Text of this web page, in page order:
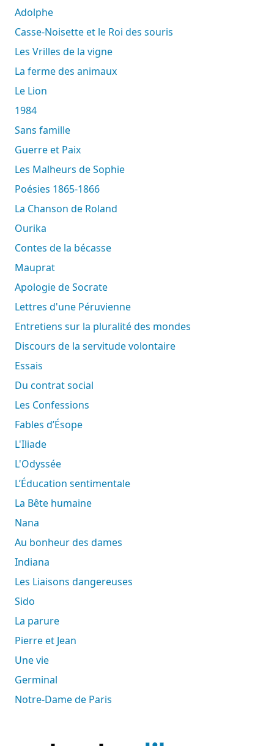
Adolphe
Casse-Noisette et le Roi des souris
Les Vrilles de la vigne
La ferme des animaux
Le Lion
1984
Sans famille
Guerre et Paix
Les Malheurs de Sophie
Poésies 1865-1866
La Chanson de Roland
Ourika
Contes de la bécasse
Mauprat
Apologie de Socrate
Lettres d'une Péruvienne
Entretiens sur la pluralité des mondes
Discours de la servitude volontaire
Essais
Du contrat social
Les Confessions
Fables d’Ésope
L'Iliade
L'Odyssée
L’Éducation sentimentale
La Bête humaine
Nana
Au bonheur des dames
Indiana
Les Liaisons dangereuses
Sido
La parure
Pierre et Jean
Une vie
Germinal
Notre-Dame de Paris